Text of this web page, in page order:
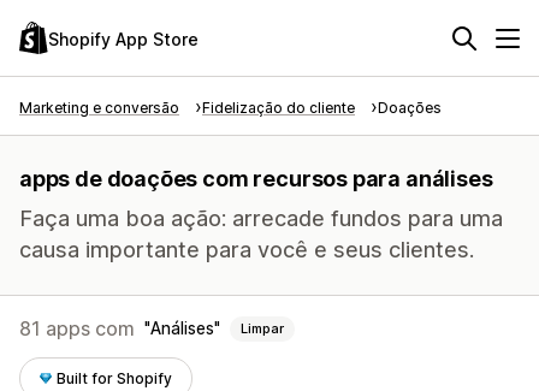
Shopify App Store
Marketing e conversão Fidelização do cliente Doações
apps de doações com recursos para análises
Faça uma boa ação: arrecade fundos para uma
causa importante para você e seus clientes.
81 apps com Análises Limpar
Built for Shopify